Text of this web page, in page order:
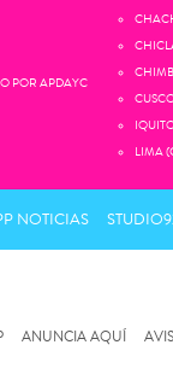
POR APDAYC
LIMA
NOTICIAS
ANUNCIA AQUÍ